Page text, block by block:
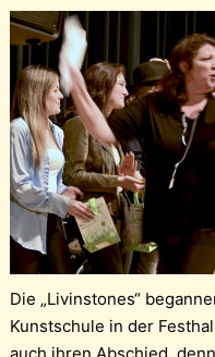
Die „Livinstones“
Kunstschule in der